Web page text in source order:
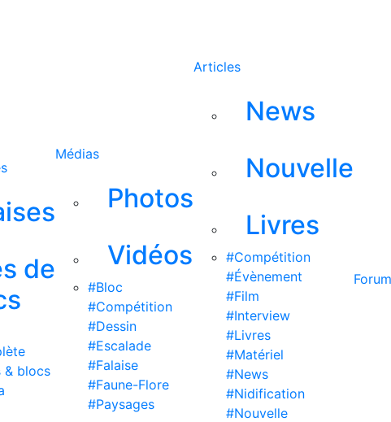
de
& blocs
Médias
Photos
Vidéos
#Bloc
#Compétition
#Dessin
#Escalade
#Falaise
#Faune-Flore
#Paysages
Articles
News
Nouvelle
Livres
#Compétition
#Évènement
#Film
#Interview
#Livres
#Matériel
#News
#Nidification
#Nouvelle
Forum